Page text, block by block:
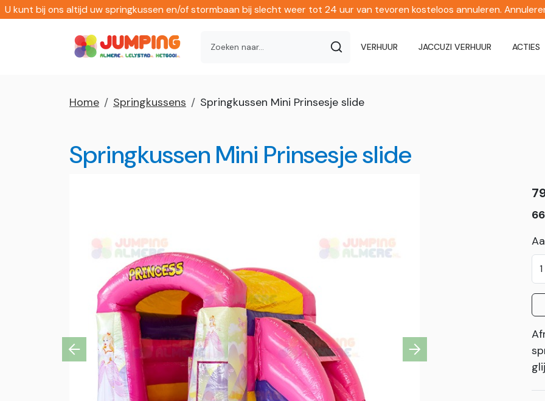
U kunt bij ons altijd uw springkussen en/of stormbaan bij slecht weer tot 24 uur van tevoren kosteloos annuleren.
VERHUUR JACCUZI VERHUUR ACTIES
Home Springkussens Springkussen Mini Prinsesje slide
Springkussen Mini Prinsesje slide
Previous Next